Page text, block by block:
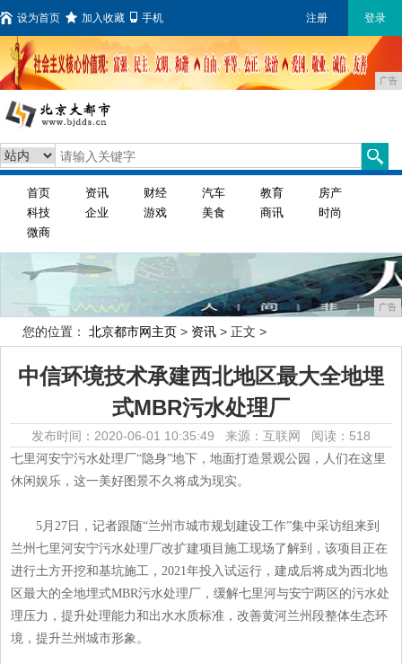
设为首页 加入收藏 手机 注册 登录
广告
首页 资讯 财经 汽车 教育
房产
科技
企业 游戏 美食 商讯
时尚
微商
广告
您的位置： 北京都市网主页 > 资讯 > 正文 >
中信环境技术承建西北地区最大全地埋
式MBR污水处理厂
发布时间：2020-06-01 10:35:49 来源：互联网 阅读：518
七里河安宁污水处理厂“隐身”地下，地面打造景观公园，人们在这里
休闲娱乐，这一美好图景不久将成为现实。
5月27日，记者跟随“兰州市城市规划建设工作”集中采访组来到
兰州七里河安宁污水处理厂改扩建项目施工现场了解到，该项目正在
进行土方开挖和基坑施工，2021年投入试运行，建成后将成为西北地
区最大的全地埋式MBR污水处理厂，缓解七里河与安宁两区的污水处
理压力，提升处理能力和出水水质标准，改善黄河兰州段整体生态环
境，提升兰州城市形象。